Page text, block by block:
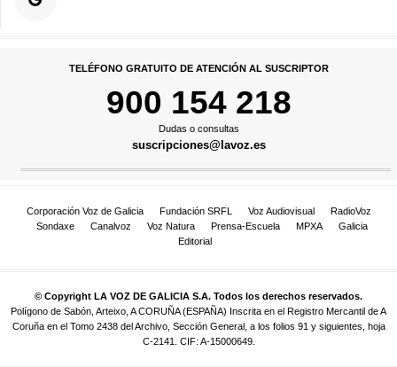
TELÉFONO GRATUITO DE ATENCIÓN AL SUSCRIPTOR
900 154 218
Dudas o consultas
suscripciones@lavoz.es
Corporación Voz de Galicia Fundación SRFL Voz Audiovisual
RadioVoz
Sondaxe
Canalvoz Voz Natura Prensa-Escuela MPXA
Galicia
Editorial
© Copyright LA VOZ DE GALICIA S.A. Todos los derechos reservados.
Polígono de Sabón, Arteixo, A CORUÑA (ESPAÑA) Inscrita en el Registro Mercantil de A
Coruña en el Tomo 2438 del Archivo, Sección General, a los folios 91 y siguientes, hoja
C-2141. CIF: A-15000649.